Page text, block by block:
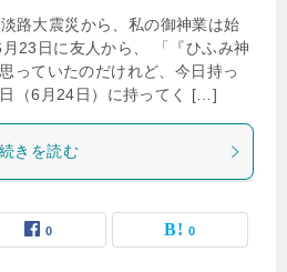
路大震災から、私の御神業は始
23日に友人から、 「『ひふみ神
っていたのだけれど、今日持っ
（6月24日）に持ってく […]
続きを読む
0 0